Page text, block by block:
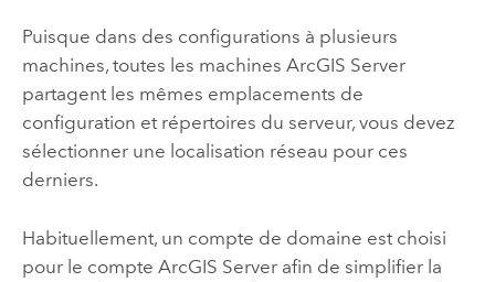
Puisque dans des configurations à plusieurs
machines, toutes les machines ArcGIS Server
partagent les mêmes emplacements de
configuration et répertoires du serveur, vous devez
sélectionner une localisation réseau pour ces
derniers.
Habituellement, un compte de domaine est choisi
pour le compte ArcGIS Serverafin de simplifier la